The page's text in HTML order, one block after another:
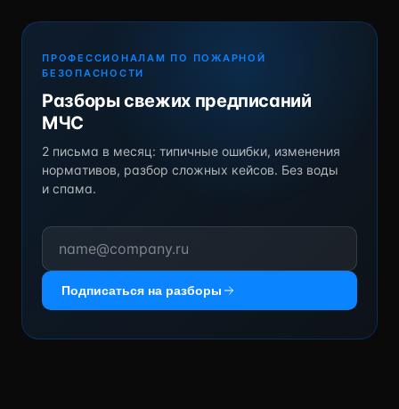
ПРОФЕССИОНАЛАМ ПО ПОЖАРНОЙ
БЕЗОПАСНОСТИ
Разборы свежих предписаний
МЧС
2 письма в месяц: типичные ошибки, изменения
нормативов, разбор сложных кейсов. Без воды
и спама.
Подписаться на разборы